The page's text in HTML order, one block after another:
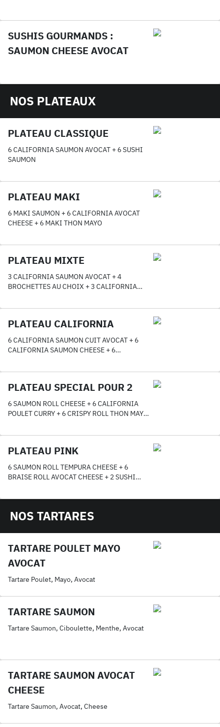
SUSHIS GOURMANDS :
SAUMON CHEESE AVOCAT
NOS PLATEAUX
PLATEAU CLASSIQUE
6 CALIFORNIA SAUMON AVOCAT + 6 SUSHI
SAUMON
PLATEAU MAKI
6 MAKI SAUMON + 6 CALIFORNIA AVOCAT
CHEESE + 6 MAKI THON MAYO
PLATEAU MIXTE
3 CALIFORNIA SAUMON AVOCAT + 4
BROCHETTES AU CHOIX + 3 CALIFORNIA
CHEESE + 3 DINDE ROLL CHEESE + 1
PLATEAU CALIFORNIA
6 CALIFORNIA SAUMON CUIT AVOCAT + 6
CALIFORNIA SAUMON CHEESE + 6
CALIFORNIA THON MAYO AVOCAT
PLATEAU SPECIAL POUR 2
6 SAUMON ROLL CHEESE + 6 CALIFORNIA
POULET CURRY + 6 CRISPY ROLL THON MAYO
+ 8 ROLL FRITS CHEESE POULET MAYO + 2
PLATEAU PINK
6 SAUMON ROLL TEMPURA CHEESE + 6
BRAISE ROLL AVOCAT CHEESE + 2 SUSHI
NOS TARTARES
TARTARE POULET MAYO
AVOCAT
Tartare Poulet, Mayo, Avocat
TARTARE SAUMON
Tartare Saumon, Ciboulette, Menthe, Avocat
TARTARE SAUMON AVOCAT
CHEESE
Tartare Saumon, Avocat, Cheese